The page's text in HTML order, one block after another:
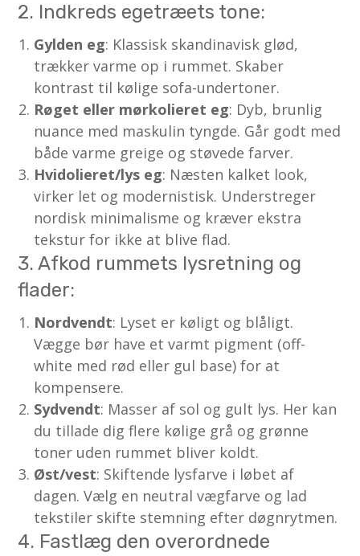
2. Indkreds egetræets tone:
Gylden eg: Klassisk skandinavisk glød,
trækker varme op i rummet. Skaber
kontrast til kølige sofa-undertoner.
Røget eller mørkolieret eg: Dyb, brunlig
nuance med maskulin tyngde. Går godt med
både varme greige og støvede farver.
Hvidolieret/lys eg: Næsten kalket look,
virker let og modernistisk. Understreger
nordisk minimalisme og kræver ekstra
tekstur for ikke at blive flad.
3. Afkod rummets lysretning og
flader:
Nordvendt: Lyset er køligt og blåligt.
Vægge bør have et varmt pigment (off-
white med rød eller gul base) for at
kompensere.
Sydvendt: Masser af sol og gult lys. Her kan
du tillade dig flere kølige grå og grønne
toner uden rummet bliver koldt.
Øst/vest: Skiftende lysfarve i løbet af
dagen. Vælg en neutral vægfarve og lad
tekstiler skifte stemning efter døgnrytmen.
4. Fastlæg den overordnede